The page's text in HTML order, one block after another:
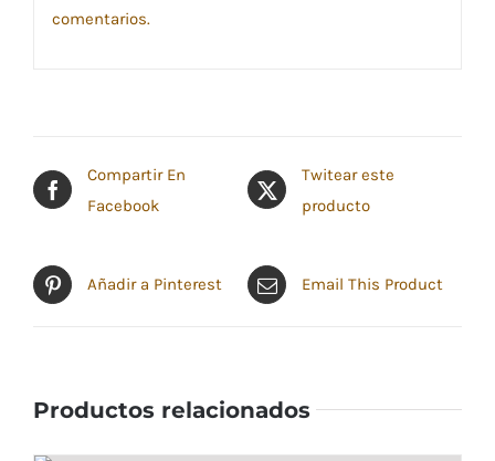
comentarios.
Compartir En
Facebook
Twitear este
producto
Añadir a Pinterest Email This Product
Productos relacionados